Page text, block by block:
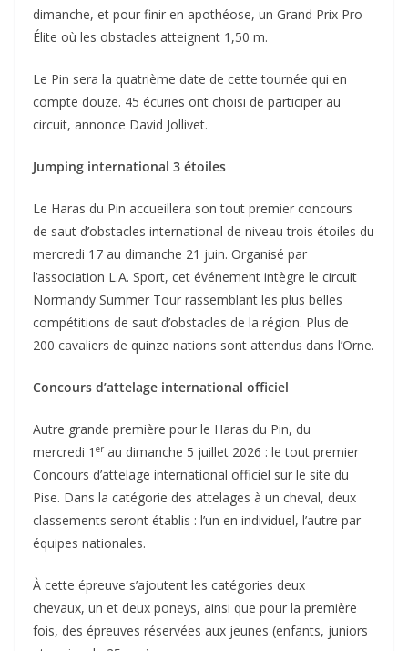
dimanche, et pour finir en apothéose, un Grand Prix Pro
Élite où les obstacles atteignent 1,50 m.
Le Pin sera la quatrième date de cette tournée qui en
compte douze. 45 écuries ont choisi de participer au
circuit, annonce David Jollivet.
Jumping international 3 étoiles
Le Haras du Pin accueillera son tout premier concours
de saut d’obstacles international de niveau trois étoiles du
mercredi 17 au dimanche 21 juin. Organisé par
l’association L.A. Sport, cet événement intègre le circuit
Normandy Summer Tour rassemblant les plus belles
compétitions de saut d’obstacles de la région. Plus de
200 cavaliers de quinze nations sont attendus dans l’Orne.
Concours d’attelage international officiel
Autre grande première pour le Haras du Pin, du
mercredi 1 er au dimanche 5 juillet 2026 : le tout premier
Concours d’attelage international officiel sur le site du
Pise. Dans la catégorie des attelages à un cheval, deux
classements seront établis : l’un en individuel, l’autre par
équipes nationales.
À cette épreuve s’ajoutent les catégories deux
chevaux, un et deux poneys, ainsi que pour la première
fois, des épreuves réservées aux jeunes (enfants, juniors